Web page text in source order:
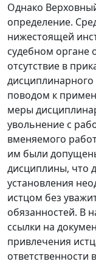
Однако
определение.
нижестоящей
судебном органе
отсутствие в
дисциплинарного
поводом к
меры
увольнение с
вменяемого
им были
дисциплины, что
установления
истцом без
обязанностей. В
ссылки на
привлечения
ответственности